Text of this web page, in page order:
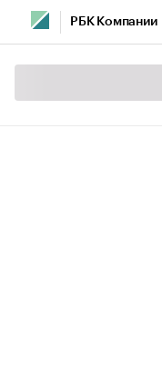
РБК Компании